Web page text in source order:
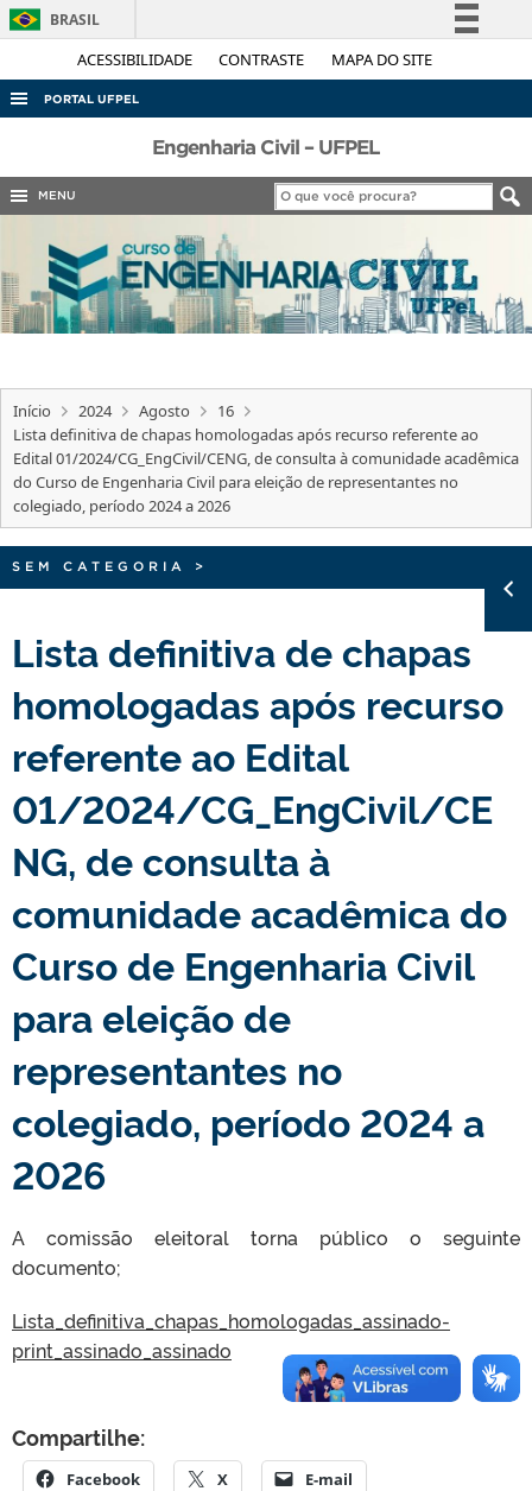
ACESSIBILIDADE CONTRASTE MAPA DO SITE
BRASIL
Simplifique!
Legislação
PORTAL UFPEL
ACESSO À INFORMAÇÃO
AUDITORIA
CONCURSOS
EDITAIS
TELEFONES
Engenharia Civil – UFPEL
MENU
Início 2024 Agosto
16
Lista definitiva de chapas homologadas após recurso referente ao
Edital 01/2024/CG_EngCivil/CENG, de consulta à comunidade acadêmica
do Curso de Engenharia Civil para eleição de representantes no
colegiado, período 2024 a 2026
SEM CATEGORIA >
Lista definitiva de chapas
homologadas após recurso
referente ao Edital
01/2024/CG_EngCivil/CE
NG, de consulta à
comunidade acadêmica do
Curso de Engenharia Civil
para eleição de
representantes no
colegiado, período 2024 a
2026
A comissão eleitoral torna público o seguinte
documento;
Lista_definitiva_chapas_homologadas_assinado-
print_assinado_assinado
Compartilhe:
Facebook X E-mail